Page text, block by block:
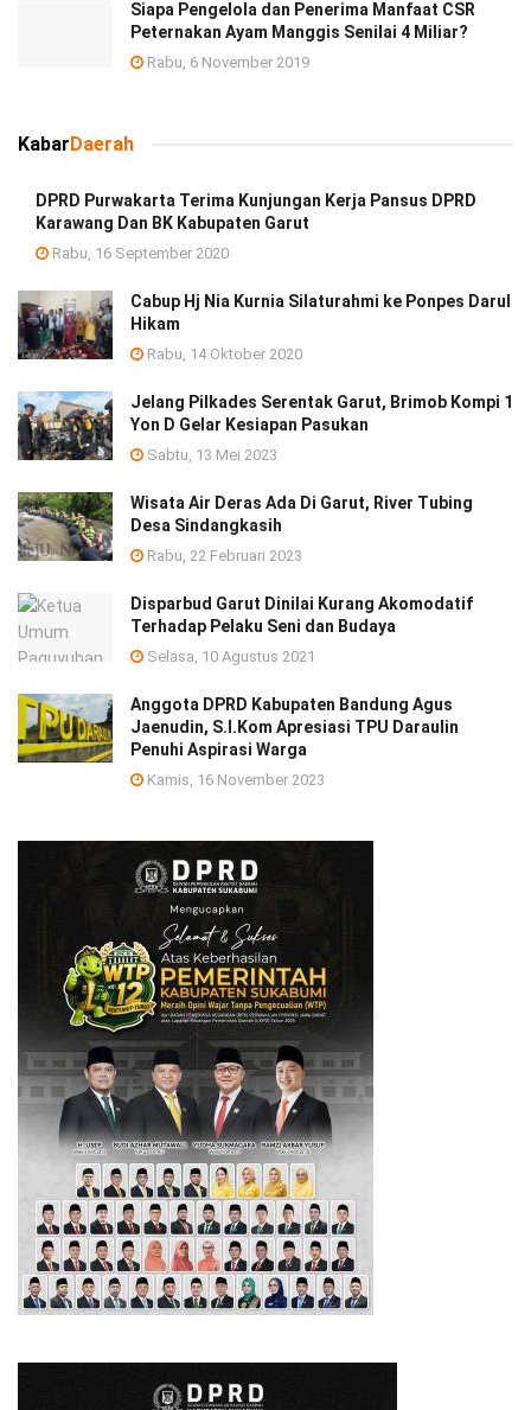
Siapa Pengelola dan Penerima Manfaat CSR
Peternakan Ayam Manggis Senilai 4 Miliar?
Rabu, 6 November 2019
Kabar Daerah
DPRD Purwakarta Terima Kunjungan Kerja Pansus DPRD
Karawang Dan BK Kabupaten Garut
Rabu, 16 September 2020
Cabup Hj Nia Kurnia Silaturahmi ke Ponpes Darul
Hikam
Rabu, 14 Oktober 2020
Jelang Pilkades Serentak Garut, Brimob Kompi 1
Yon D Gelar Kesiapan Pasukan
Sabtu, 13 Mei 2023
Wisata Air Deras Ada Di Garut, River Tubing
Desa Sindangkasih
Rabu, 22 Februari 2023
Disparbud Garut Dinilai Kurang Akomodatif
Terhadap Pelaku Seni dan Budaya
Selasa, 10 Agustus 2021
Anggota DPRD Kabupaten Bandung Agus
Jaenudin, S.I.Kom Apresiasi TPU Daraulin
Penuhi Aspirasi Warga
Kamis, 16 November 2023